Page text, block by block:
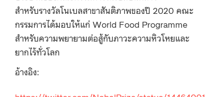
สำหรับรางวัลโนเบลสาขาสันติภาพของปี 2020 คณะ
กรรมการได้มอบให้แก่ World Food Programme
สำหรับความพยายามต่อสู้กับภาวะความหิวโหยและ
ยากไร้ทั่วโลก
อ้างอิง: